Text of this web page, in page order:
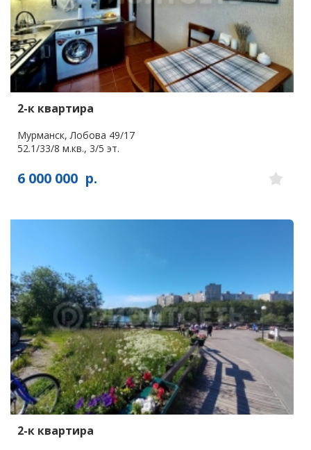
2-к квартира
Мурманск, Лобова 49/17
52.1/33/8 м.кв., 3/5 эт.
6 000 000 р.
2-к квартира